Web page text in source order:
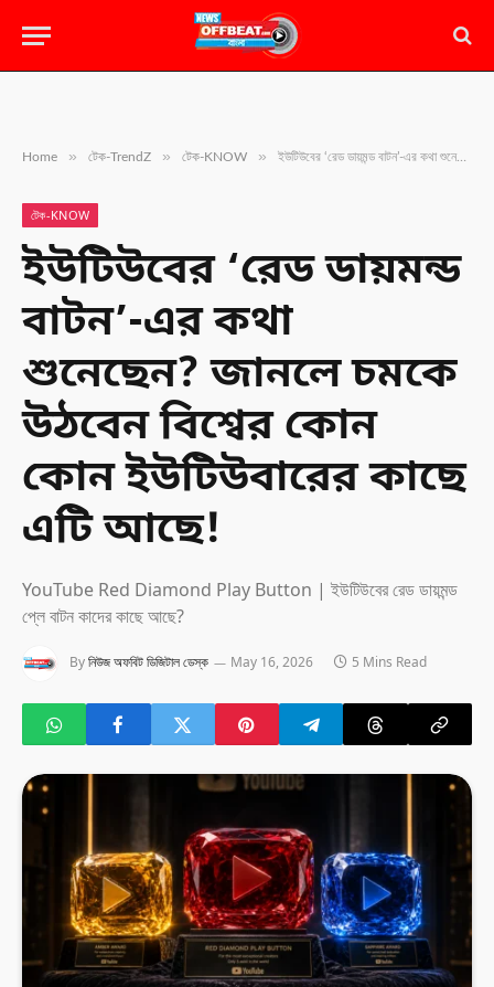
Home » টেক-TrendZ » টেক-KNOW » ইউটিউবের ‘রেড ডায়মন্ড বাটন’-এর কথা শুনেছেন? জানলে চমকে উঠবেন বিশ্বের কোন কোন ইউটিউবারের কাছে এটি আছে!
টেক-KNOW
ইউটিউবের ‘রেড ডায়মন্ড
বাটন’-এর কথা
শুনেছেন? জানলে চমকে
উঠবেন বিশ্বের কোন
কোন ইউটিউবারের কাছে
এটি আছে!
YouTube Red Diamond Play Button | ইউটিউবের রেড ডায়মন্ড
প্লে বাটন কাদের কাছে আছে?
Byনিউজ অফবিট ডিজিটাল ডেস্ক May 16, 2026 5 Mins Read